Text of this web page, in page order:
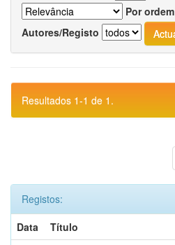
Por ordem
Autores/Registo
Resultados 1-1 de 1.
Registos:
Data
Título